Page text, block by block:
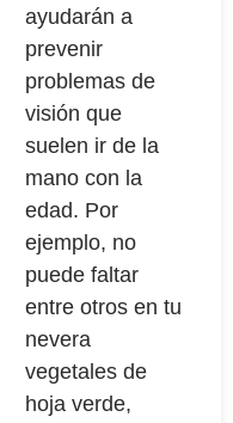
ayudarán a
prevenir
problemas de
visión que
suelen ir de la
mano con la
edad. Por
ejemplo, no
puede faltar
entre otros en tu
nevera
vegetales de
hoja verde,